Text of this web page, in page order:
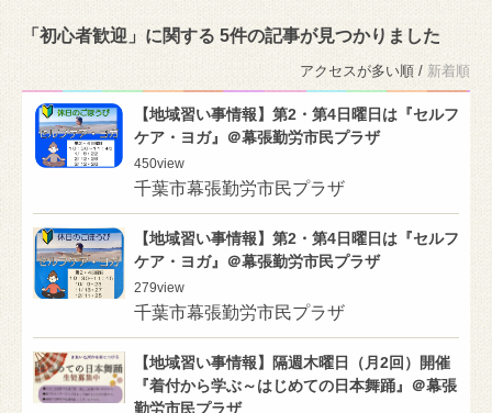
「初心者歓迎」に関する 5件の記事が見つかりました
アクセスが多い順 / 新着順
【地域習い事情報】第2・第4日曜日は『セルフ
ケア・ヨガ』＠幕張勤労市民プラザ
450view
千葉市幕張勤労市民プラザ
【地域習い事情報】第2・第4日曜日は『セルフ
ケア・ヨガ』＠幕張勤労市民プラザ
279view
千葉市幕張勤労市民プラザ
【地域習い事情報】隔週木曜日（月2回）開催
『着付から学ぶ～はじめての日本舞踊』＠幕張
勤労市民プラザ